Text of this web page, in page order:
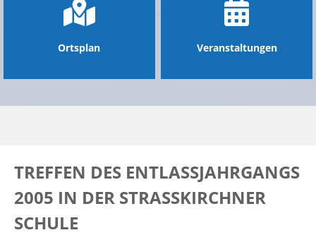
Ortsplan Veranstaltungen
TREFFEN DES ENTLASSJAHRGANGS
2005 IN DER STRASSKIRCHNER S
CHULE